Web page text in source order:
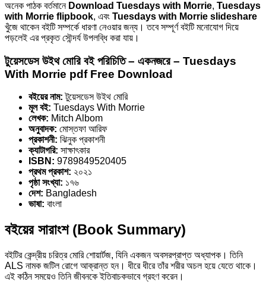
অনেক পাঠক বর্তমানে Download Tuesdays with Morrie, Tuesdays
with Morrie flipbook, এবং Tuesdays with Morrie slideshare
খুঁজে থাকেন বইটি সম্পর্কে ধারণা নেওয়ার জন্য। তবে সম্পূর্ণ বইটি মনোযোগ দিয়ে
পড়লেই এর প্রকৃত সৌন্দর্য উপলব্ধি করা যায়।
টুয়েসডেস উইথ মোরি বই পরিচিতি – একনজরে – Tuesdays
With Morrie pdf Free Download
বইয়ের নাম: টুয়েসডেস উইথ মোরি
মূল বই: Tuesdays With Morrie
লেখক: Mitch Albom
অনুবাদক: মোস্তফা আরিফ
প্রকাশনী: ঝিনুক প্রকাশনী
ক্যাটাগরি: সাক্ষাৎকার
ISBN: 9789849520405
প্রথম প্রকাশ: ২০২১
পৃষ্ঠা সংখ্যা: ১৭৬
দেশ: Bangladesh
ভাষা: বাংলা
বইয়ের সারাংশ (Book Summary)
বইটির কেন্দ্রীয় চরিত্র মোরি শোয়ার্টজ, যিনি একজন অবসরপ্রাপ্ত অধ্যাপক। তিনি
ALS নামক জটিল রোগে আক্রান্ত হন। ধীরে ধীরে তাঁর শরীর অচল হয়ে যেতে থাকে।
এই কঠিন সময়েও তিনি জীবনকে ইতিবাচকভাবে গ্রহণ করেন।